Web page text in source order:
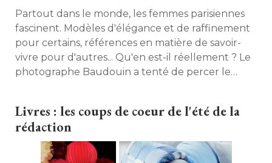
Partout dans le monde, les femmes parisiennes
fascinent. Modèles d'élégance et de raffinement
pour certains, références en matière de savoir-
vivre pour d'autres... Qu'en est-il réellement ? Le
photographe Baudouin a tenté de percer le
"vérité" plein de spontanéité qu'il présente
aujourd'hui dans un livre...
Livres : les coups de coeur de l'été de la
rédaction